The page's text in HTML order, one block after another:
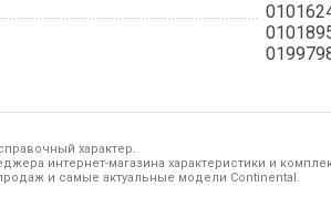
характер.
интернет-магазина характеристики и
и самые актуальные модели Continental.